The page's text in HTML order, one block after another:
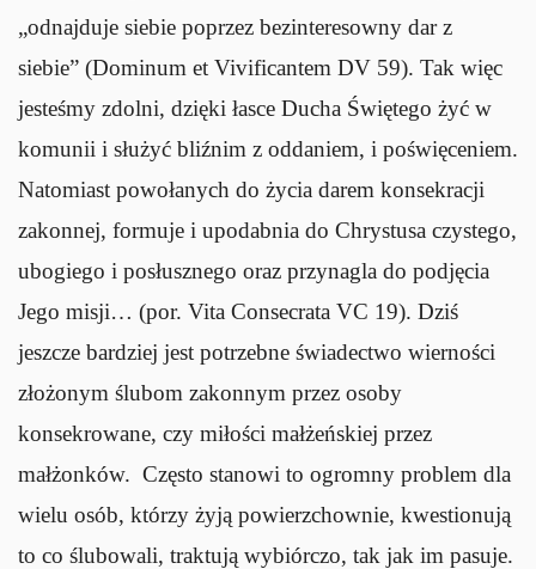
„odnajduje siebie poprzez bezinteresowny dar z
siebie” (Dominum et Vivificantem DV 59). Tak więc
jesteśmy zdolni, dzięki łasce Ducha Świętego żyć w
komunii i służyć bliźnim z oddaniem, i poświęceniem.
Natomiast powołanych do życia darem konsekracji
zakonnej, formuje i upodabnia do Chrystusa czystego,
ubogiego i posłusznego oraz przynagla do podjęcia
Jego misji… (por. Vita Consecrata VC 19). Dziś
jeszcze bardziej jest potrzebne świadectwo wierności
złożonym ślubom zakonnym przez osoby
konsekrowane, czy miłości małżeńskiej przez
małżonków. Często stanowi to ogromny problem dla
wielu osób, którzy żyją powierzchownie, kwestionują
to co ślubowali, traktują wybiórczo, tak jak im pasuje.